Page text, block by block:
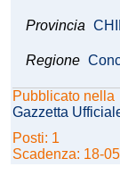
Provincia
Regione
Pubblicato nella
Gazzetta
Posti: 1
Scadenza: 18-